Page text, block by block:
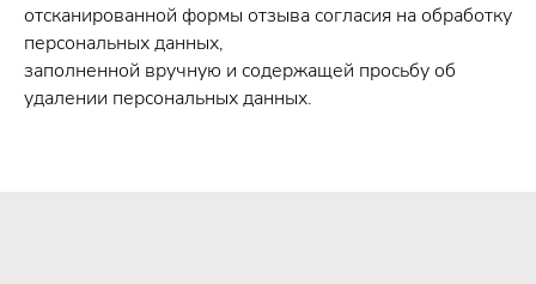
отсканированной формы отзыва согласия на обработку
персональных данных,
заполненной вручную и содержащей просьбу об
удалении персональных данных.